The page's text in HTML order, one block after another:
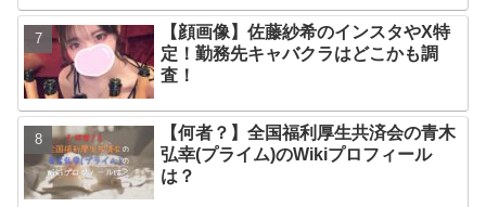
【顔画像】佐藤紗希のインスタやX特
定！勤務先キャバクラはどこかも調
査！
【何者？】全国福利厚生共済会の青木
弘幸(プライム)のWikiプロフィール
は？